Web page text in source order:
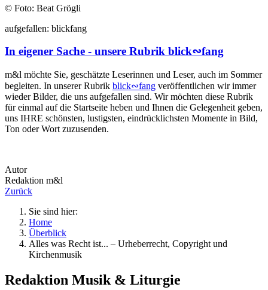
© Foto: Beat Grögli
aufgefallen: blickfang
In eigener Sache - unsere Rubrik blick∾fang
m&l möchte Sie, geschätzte Leserinnen und Leser, auch im Sommer
begleiten. In unserer Rubrik blick∾fang veröffentlichen wir immer
wieder Bilder, die uns aufgefallen sind. Wir möchten diese Rubrik
für einmal auf die Startseite heben und Ihnen die Gelegenheit geben,
uns IHRE schönsten, lustigsten, eindrücklichsten Momente in Bild,
Ton oder Wort zuzusenden.
Autor
Redaktion m&l
Zurück
Sie sind hier:
Home
Überblick
Alles was Recht ist... – Urheberrecht, Copyright und
Kirchenmusik
Redaktion Musik & Liturgie